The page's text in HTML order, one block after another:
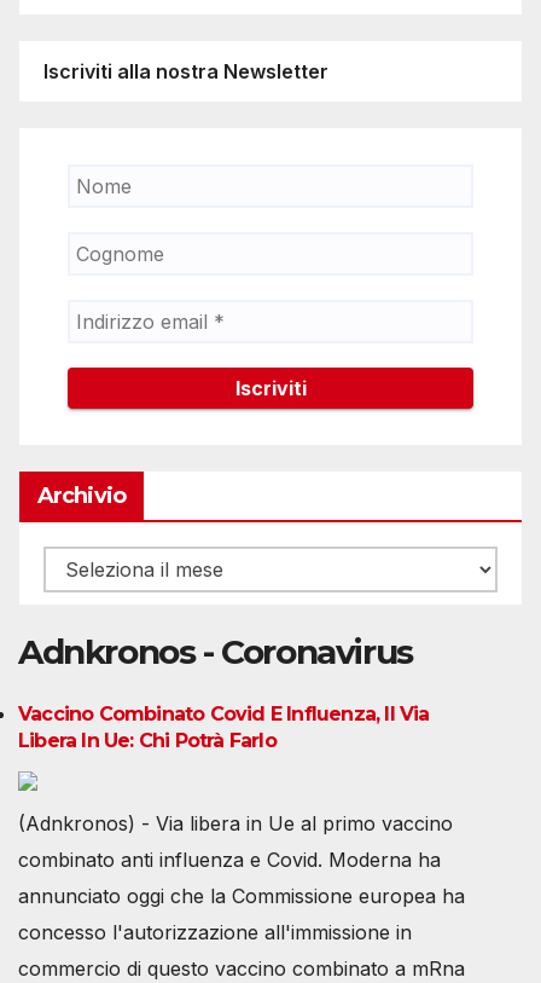
Iscriviti alla nostra Newsletter
Archivio
Archivio
Adnkronos - Coronavirus
Vaccino Combinato Covid E Influenza, Il Via
Libera In Ue: Chi Potrà Farlo
(Adnkronos) - Via libera in Ue al primo vaccino
combinato anti influenza e Covid. Moderna ha
annunciato oggi che la Commissione europea ha
concesso l'autorizzazione all'immissione in
commercio di questo vaccino combinato a mRna